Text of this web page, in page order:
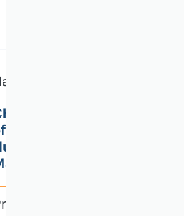
to the editorial team
the German Journal of
Resource
Dr. Julia Brandl